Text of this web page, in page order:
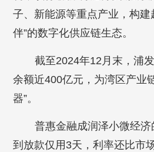
子、新能源等重点产业，构建
伴”的数字化供应链生态。
截至2024年12月末，浦
余额近400亿元，为湾区产业
器”。
普惠金融成润泽小微经济
到放款仅用3天，利率还比市